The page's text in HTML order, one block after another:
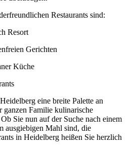
Restaurants sind:
Resort
Gerichten
Küche
eine breite Palette an
ganzen Familie kulinarische
Sie nun auf der Suche nach einem
ausgiebigen Mahl sind, die
in Heidelberg heißen Sie herzlich